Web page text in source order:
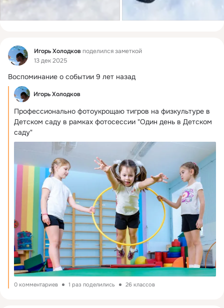
Фид Игорь Холодков поделился заметкой
13 дек 2025
Воспоминание о событии 9 лет назад
Игорь Холодков
Профессионально фотоукрощаю тигров на физкультуре в
Детском саду в рамках фотосессии "Один день в Детском
саду"
0 комментариев 1 раз поделились 26 классов